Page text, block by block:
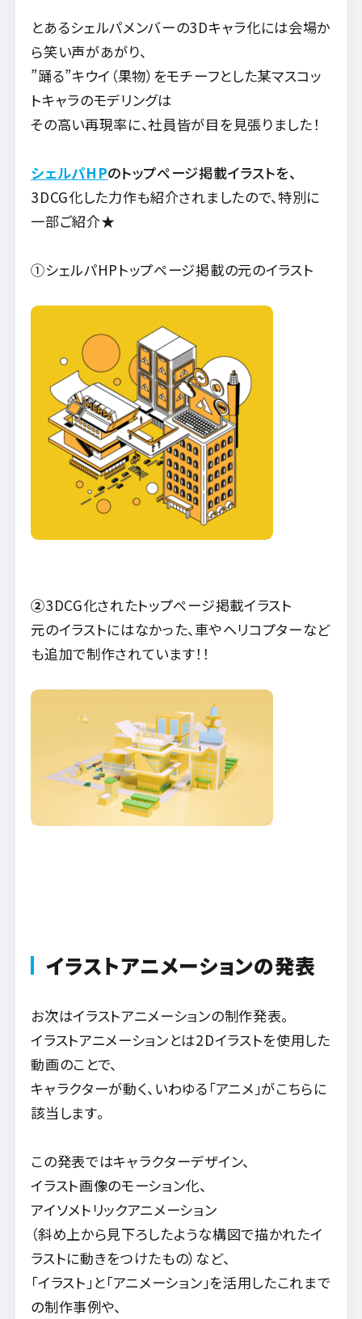
とあるシェルパメンバーの3Dキャラ化には会場か
ら笑い声があがり、
”踊る”キウイ（果物）をモチーフとした某マスコッ
トキャラのモデリングは
その高い再現率に、社員皆が目を見張りました！
シェルパHPのトップページ掲載イラストを、
3DCG化した力作も紹介されましたので、特別に
一部ご紹介★
①シェルパHPトップページ掲載の元のイラスト
②3DCG化されたトップページ掲載イラスト
元のイラストにはなかった、車やヘリコプターなど
も追加で制作されています！！
イラストアニメーションの発表
お次はイラストアニメーションの制作発表。
イラストアニメーションとは2Dイラストを使用した
動画のことで、
キャラクターが動く、いわゆる「アニメ」がこちらに
該当します。
この発表ではキャラクターデザイン、
イラスト画像のモーション化、
アイソメトリックアニメーション
（斜め上から見下ろしたような構図で描かれたイ
ラストに動きをつけたもの）など、
「イラスト」と「アニメーション」を活用したこれまで
の制作事例や、